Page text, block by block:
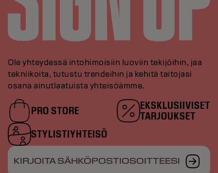
Ole yhteydessä intohimoisiin luoviin tekijöihin, jaa
tekniikoita, tutustu trendeihin ja kehitä taitojasi
osana ainutlaatuista yhteisöämme.
PRO STORE
EKSKLUSIIVISET
TARJOUKSET
STYLISTIYHTEISÖ
KIRJOITA SÄHKÖPOSTIOSOITTEESI